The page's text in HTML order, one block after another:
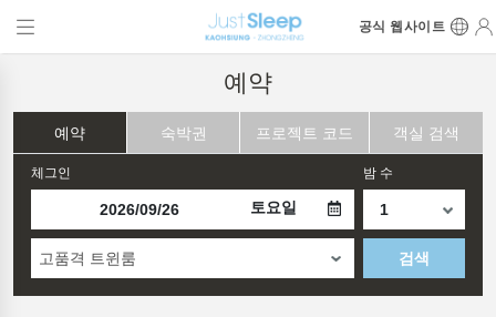
공식 웹사이트
예약
예약 숙박권 프로젝트 코드 객실 검색
체그인
토요일
밤 수
고품격 트윈룸 검색